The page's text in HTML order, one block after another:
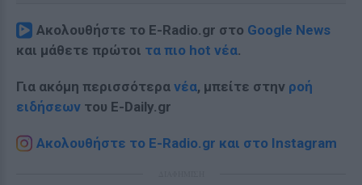
Ακολουθήστε το E-Radio.gr στο Google News
και μάθετε πρώτοι τα πιο hot νέα.
Για ακόμη περισσότερα νέα, μπείτε στην ροή
ειδήσεων του E-Daily.gr
Ακολουθήστε το E-Radio.gr και στο Instagram